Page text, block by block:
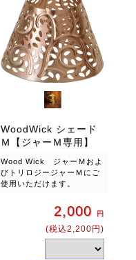
WoodWick シェード
Ｍ【ジャーＭ専用】
Wood Wick ジャーＭおよ
びトリロジージャーＭにご
使用いただけます。
2,000 円
(税込2,200円)